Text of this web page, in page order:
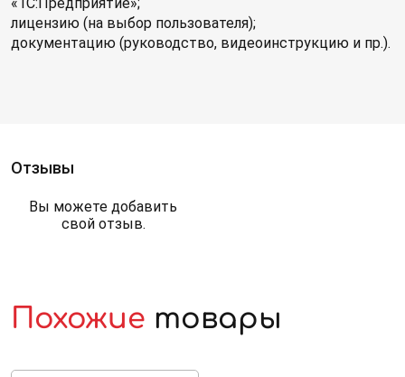
лицензию (на выбор пользователя);
документацию (руководство, видеоинструкцию и пр.).
Отзывы
Вы можете добавить
свой отзыв.
Похожие товары